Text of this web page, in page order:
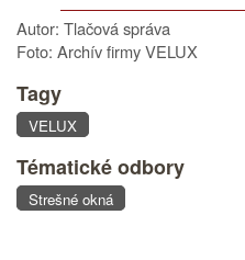
Autor: Tlačová správa
Foto: Archív firmy VELUX
Tagy
VELUX
Tématické odbory
Strešné okná